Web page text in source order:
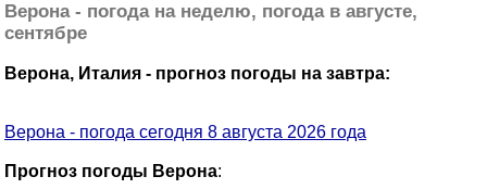
Верона - погода на неделю, погода в августе,
сентябре
Верона, Италия - прогноз погоды на завтра:
Верона - погода сегодня 8 августа 2026 года
Прогноз погоды Верона: